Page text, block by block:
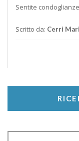
Sentite
Scritto da: Cerri